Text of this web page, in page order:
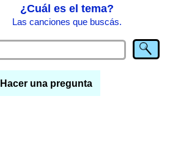
¿Cuál es el tema?
Las canciones que buscás.
Hacer una pregunta